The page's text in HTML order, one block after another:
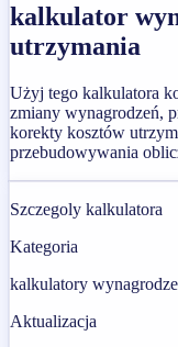
kalkulator
utrzymania
Użyj tego kalkulatora
zmiany wynagrodzeń,
korekty kosztów
przebudowywania
Szczegoly kalkulatora
Kategoria
kalkulatory
Aktualizacja